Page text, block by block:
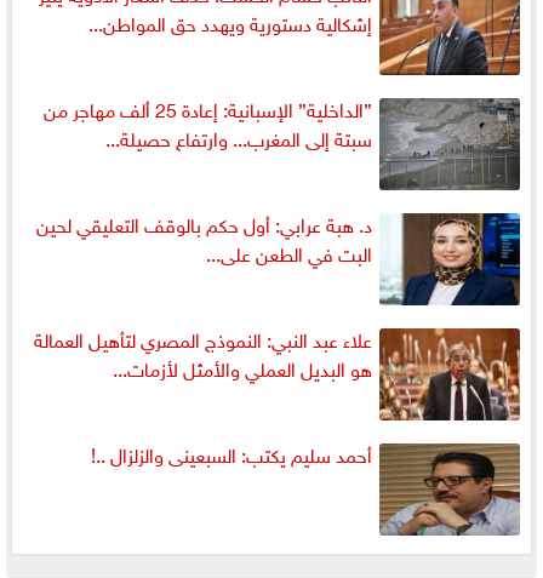
إشكالية دستورية ويهدد حق المواطن...
”الداخلية” الإسبانية: إعادة 25 ألف مهاجر من
سبتة إلى المغرب... وارتفاع حصيلة...
د. هبة عرابي: أول حكم بالوقف التعليقي لحين
البت في الطعن على...
علاء عبد النبي: النموذج المصري لتأهيل العمالة
هو البديل العملي والأمثل لأزمات...
أحمد سليم يكتب: السبعينى والزلزال ..!